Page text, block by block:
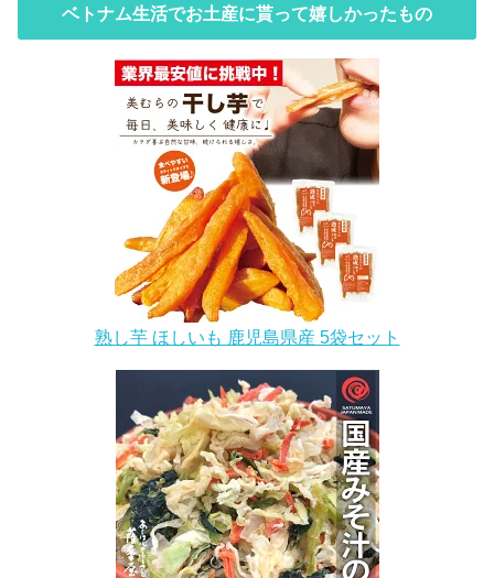
ベトナム生活でお土産に貰って嬉しかったもの
熟し芋 ほしいも 鹿児島県産 5袋セット